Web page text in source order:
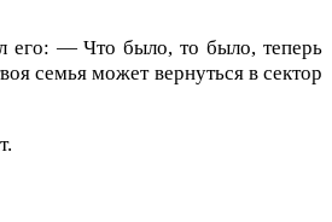
его: — Что было, то было, теперь
семья может вернуться в сектор